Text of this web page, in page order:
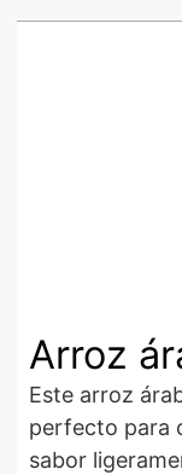
Arroz
Este arroz árabe es el acompañamiento
perfecto para
sabor